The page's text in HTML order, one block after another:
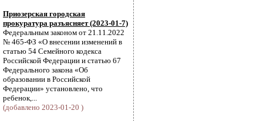
Приозерская городская
прокуратура разъясняет (2023-01-7)
Федеральным законом от 21.11.2022
№ 465-ФЗ «О внесении изменений в
статью 54 Семейного кодекса
Российской Федерации и статью 67
Федерального закона «Об
образовании в Российской
Федерации» установлено, что
ребенок,...
(добавлено 2023-01-20 )